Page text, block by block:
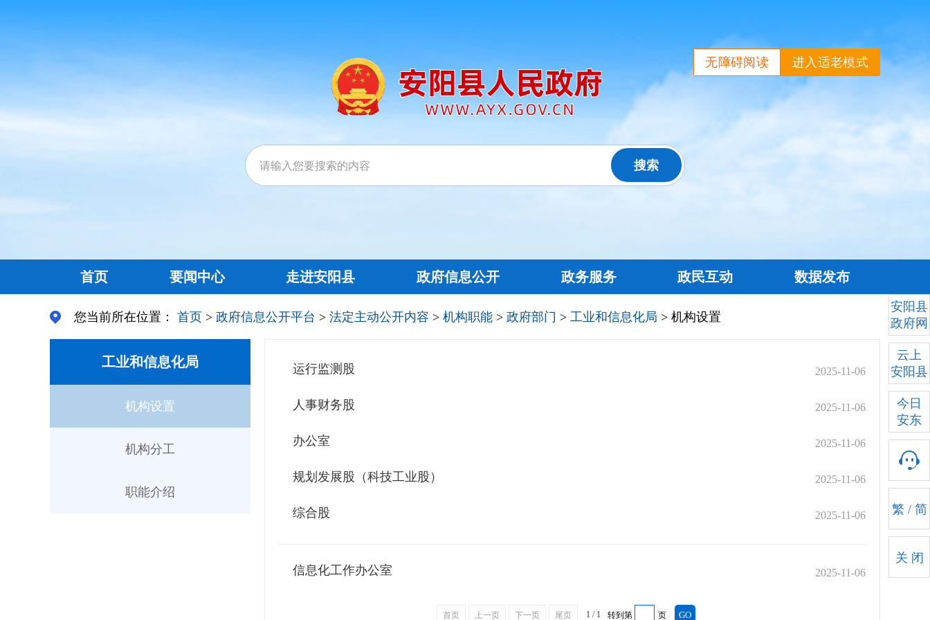
进入适老模式
无障碍阅读
首页 要闻中心 走进安阳县 政府信息公开 政务服务 政民互动 数据发布
您当前所在位置： 首页 > 政府信息公开平台 > 法定主动公开内容 > 机构职能 > 政府部门 > 工业和信息化局 > 机构设置
工业和信息化局
机构设置
机构分工
职能介绍
2025-11-06
运行监测股
2025-11-06
人事财务股
2025-11-06
办公室
2025-11-06
规划发展股（科技工业股）
2025-11-06
综合股
2025-11-06
信息化工作办公室
首页 上一页 下一页 尾页 1 / 1 转到第 页
安阳县
政府网
云上
安阳县
今日
安东
繁 / 简
关 闭